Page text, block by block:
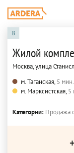
B
Жилой
Москва, улица
м. Таганская,5
м. Марксистская,5
Категории: Продажа